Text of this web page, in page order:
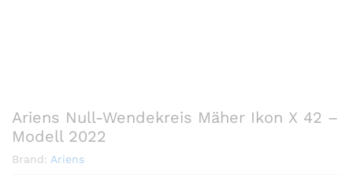
Ariens Null-Wendekreis Mäher Ikon X 42 –
Modell 2022
Brand: Ariens